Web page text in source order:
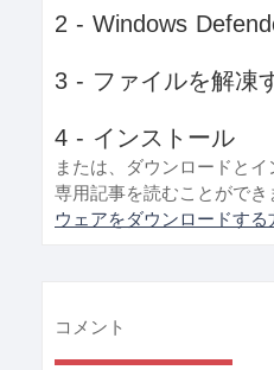
2 - Windows
3 - ファイルを解凍
4 - インストール
または、ダウンロードと
専用記事を読むことができ
ウェアをダウンロードす
コメント